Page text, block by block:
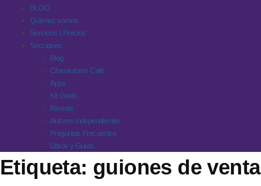
BLOG
Quiénes somos
Servicios | Precios
Secciones
Blog
Ciberautores Café
Apps
Kit Gratis
Revista
Autores Independientes
Preguntas Frecuentes
Libros y Guías
Etiqueta: guiones de venta